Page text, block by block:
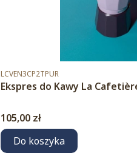
Kod produktu
LCVEN3CP2TPUR
Ekspres do Kawy La
Cena
105,00 zł
Do koszyka